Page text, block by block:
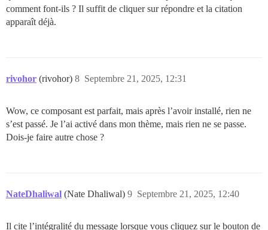
comment font-ils ? Il suffit de cliquer sur répondre et la citation
apparaît déjà.
rivohor (rivohor) Septembre 21, 2025, 12:31
8
Wow, ce composant est parfait, mais après l’avoir installé, rien ne
s’est passé. Je l’ai activé dans mon thème, mais rien ne se passe.
Dois-je faire autre chose ?
NateDhaliwal (Nate Dhaliwal) Septembre 21, 2025, 12:40
9
Il cite l’intégralité du message lorsque vous cliquez sur le bouton de